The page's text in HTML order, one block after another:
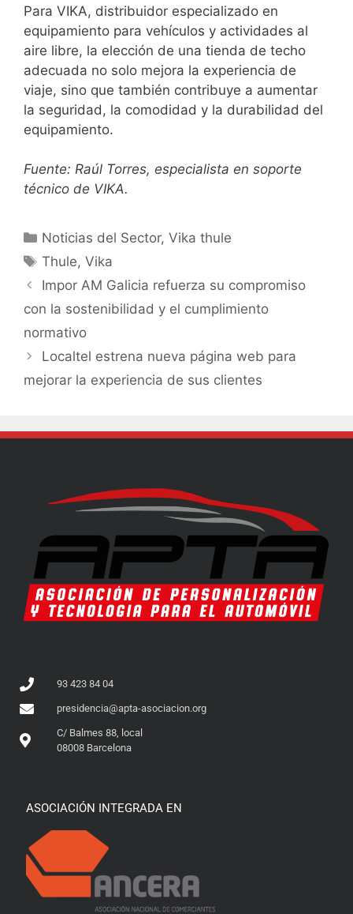
Para VIKA, distribuidor especializado en
equipamiento para vehículos y actividades al
aire libre, la elección de una tienda de techo
adecuada no solo mejora la experiencia de
viaje, sino que también contribuye a aumentar
la seguridad, la comodidad y la durabilidad del
equipamiento.
Fuente: Raúl Torres, especialista en soporte
técnico de VIKA.
Noticias del Sector,Vika thule
Thule,Vika
Impor AM Galicia refuerza su compromiso
con la sostenibilidad y el cumplimiento
normativo
Localtel estrena nueva página web para
mejorar la experiencia de sus clientes
93 423 84 04
presidencia@apta-asociacion.org
C/ Balmes 88, local
08008 Barcelona
ASOCIACIÓN INTEGRADA EN